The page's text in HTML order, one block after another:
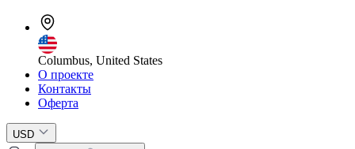
Columbus, United States
О проекте
Контакты
Оферта
USD